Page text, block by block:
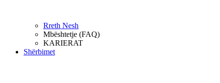
Rreth Nesh
Mbështetje (FAQ)
KARIERAT
Shërbimet